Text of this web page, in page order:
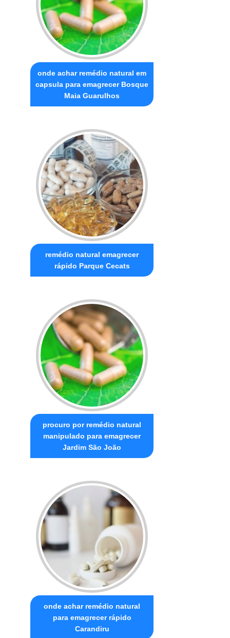
onde achar remédio natural em
capsula para emagrecer Bosque
Maia Guarulhos
remédio natural emagrecer
rápido Parque Cecats
procuro por remédio natural
manipulado para emagrecer
Jardim São João
onde achar remédio natural
para emagrecer rápido
Carandiru